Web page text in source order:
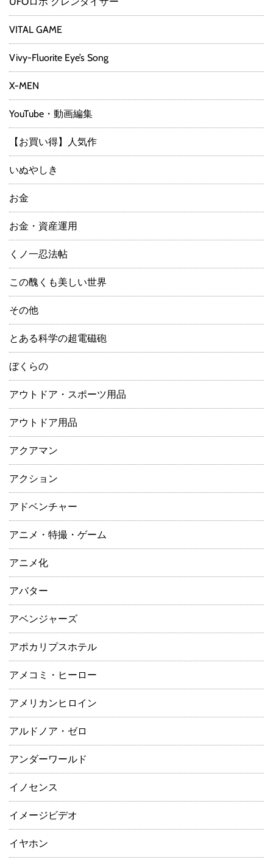
VITAL GAME
Vivy-Fluorite Eye’s Song
X-MEN
YouTube・動画編集
【お買い得】人気作
いぬやしき
お金
お金・資産運用
くノ一忍法帖
この醜くも美しい世界
その他
とある科学の超電磁砲
ぼくらの
アウトドア・スポーツ用品
アウトドア用品
アクアマン
アクション
アドベンチャー
アニメ・特撮・ゲーム
アニメ化
アバター
アベンジャーズ
アポカリプスホテル
アメコミ・ヒーロー
アメリカンヒロイン
アルドノア・ゼロ
アンダーワールド
イノセンス
イメージビデオ
イヤホン